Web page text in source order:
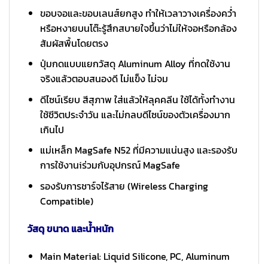
ขอบจอและขอบเลนส์ยกสูง ทำให้เวลาวางเครื่องคว่ำ
หรือหงายบนโต๊ะรู้สึกสบายใจขึ้นว่าไม่ให้จอหรือกล้อง
สัมผัสพื้นโดยตรง
ปุ่มกดแบบแยกวัสดุ Aluminum Alloy ที่กดใช้งาน
จริงแล้วตอบสนองดี ไม่แข็ง ไม่จม
ดีไซน์เรียบ สีสุภาพ ใส่แล้วให้ลุคคลีน ใช้ได้ทั้งทำงาน
ใช้ชีวิตประจำวัน และไม่กลบดีไซน์ของตัวเครื่องมาก
เกินไป
แม่เหล็ก MagSafe N52 ที่มีความแน่นสูง และรองรับ
การใช้งานiร่วมกับอุปกรณ์ MagSafe
รองรับการชาร์จไร้สาย (Wireless Charging
Compatible)
วัสดุ ขนาด และน้ำหนัก
Main Material: Liquid Silicone, PC, Aluminum